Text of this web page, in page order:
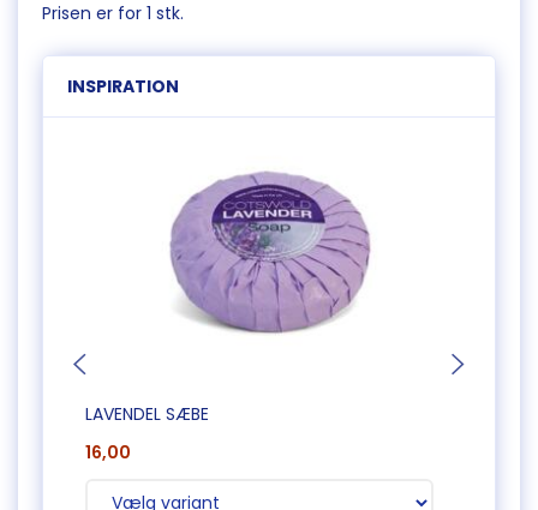
Prisen er for 1 stk.
INSPIRATION
LAVENDEL SÆBE
16,00